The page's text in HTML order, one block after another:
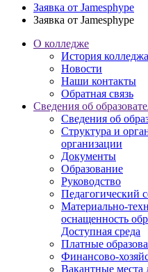
Заявка от Jamesphype
Заявка от Jamesphype
О колледже
История колледжа
Новости
Наши контакты
Обратная связь
Сведения об
Сведения об
Структура и
организации
Документы
Образование
Руководство
Педагогический
Материально-
оснащенность
Доступная среда
Платные
Финансово-
Вакантные места